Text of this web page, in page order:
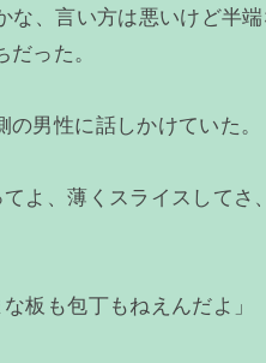
な、言い方は悪いけど半
った。
男性に話しかけていた。
よ、薄くスライスして
板も包丁もねえんだよ」